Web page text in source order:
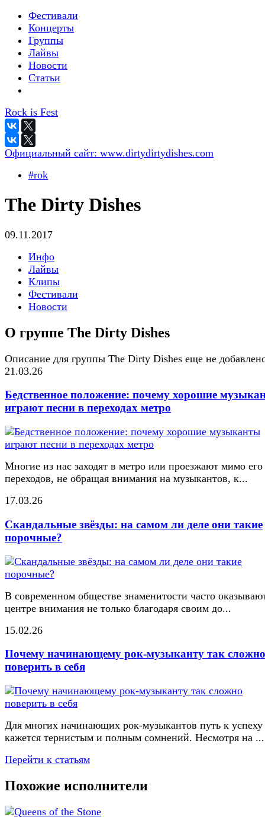
Фестивали
Концерты
Группы
Лайвы
Новости
Статьи
Rock is Fest
Официальный сайт: www.dirtydirtydishes.com
#rok
The Dirty Dishes
09.11.2017
Инфо
Лайвы
Клипы
Фестивали
Новости
О группе The Dirty Dishes
Описание для группы The Dirty Dishes еще не
21.03.26
Бедственное положение: почему хорошие
играют песни в переходах метро
Многие из нас заходят в метро или проезжают мимо его
переходов, не обращая внимания на музыкантов, к...
17.03.26
Скандальные звёзды: на самом ли деле они такие
порочные?
В современном обществе знаменитости часто
центре внимания не только благодаря своим до...
15.02.26
Почему начинающему рок-музыканту так сложно
поверить в себя
Для многих начинающих рок-музыкантов путь к успеху
кажется тернистым и полным сомнений. Несмотря на ...
Перейти к статьям
Похожие исполнители